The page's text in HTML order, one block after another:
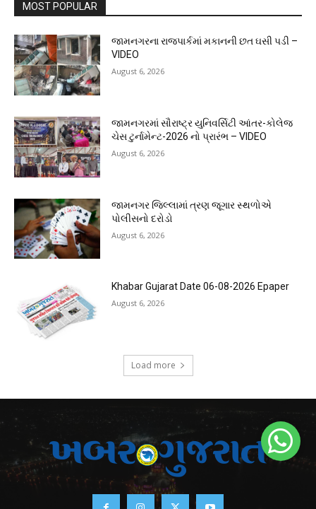
MOST POPULAR
જામનગરના રાજપાર્કમાં મકાનની છત ઘસી પડી –
VIDEO
August 6, 2026
જામનગરમાં સૌરાષ્ટ્ર યુનિવર્સિટી આંતર-કોલેજ
ચેસ ટુર્નામેન્ટ-2026 નો પ્રારંભ – VIDEO
August 6, 2026
જામનગર જિલ્લામાં ત્રણ જૂગાર સ્થળોએ
પોલીસનો દરોડો
August 6, 2026
Khabar Gujarat Date 06-08-2026 Epaper
August 6, 2026
Load more